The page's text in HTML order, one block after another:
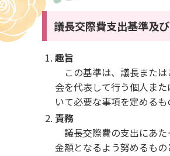
議長交際費支出基準及
趣旨
この基準は、議長また
会を代表して行う個人ま
いて必要な事項を定めるも
責務
議長交際費の支出にあた
金額となるよう努めるもの